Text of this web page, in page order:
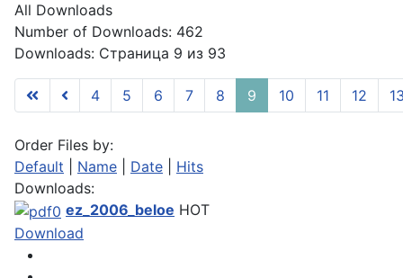
All Downloads
Number of Downloads: 462
Downloads: Страница 9 из 93
4 5 6 7 8 9 10 11 12
Order Files by:
Default
Name Date
Hits
Downloads:
ez_2006_beloe HOT
Download